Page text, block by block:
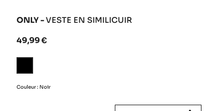
ONLY -VESTE EN SIMILICUIR
49,99 €
Couleur : Noir